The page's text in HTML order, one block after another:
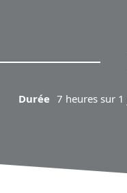
Durée 7 heuressur 1